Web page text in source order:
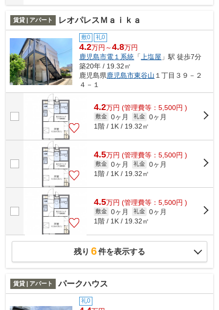
賃貸 | アパート レオパレスＭａｉｋａ
敷0 礼0
4.2万円～4.8万円
鹿児島市電１系統 「上塩屋 」駅 徒歩7分
築20年 / 19.32㎡
鹿児島県鹿児島市東谷山 １丁目３９－２
４－１
4.2万円 (管理費等：5,500円 )
敷金 0ヶ月 礼金 0ヶ月
1階 / 1K / 19.32㎡
4.5万円 (管理費等：5,500円 )
敷金 0ヶ月 礼金 0ヶ月
1階 / 1K / 19.32㎡
4.5万円 (管理費等：5,500円 )
敷金 0ヶ月 礼金 0ヶ月
1階 / 1K / 19.32㎡
残り 6件を表示する
賃貸 | アパート パークハウス
礼0